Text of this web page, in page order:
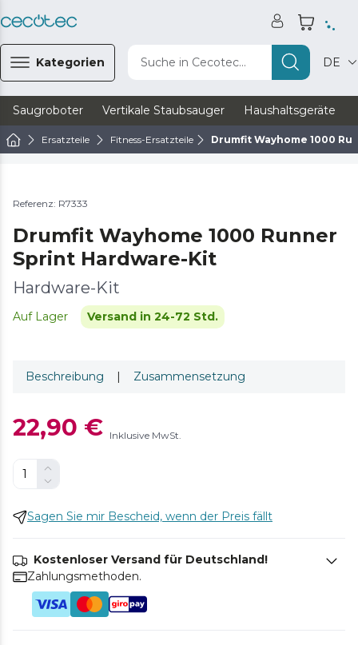
Kategorien Suche in Cecotec... DE
Saugroboter Vertikale Staubsauger Haushaltsgeräte
Ersatzteile Fitness-Ersatzteile Drumfit Wayhome 1000
Referenz: R7333
Drumfit Wayhome 1000 Runner
Sprint Hardware-Kit
Hardware-Kit
Auf Lager Versand in 24-72 Std.
Beschreibung | Zusammensetzung
22,90 € Inklusive MwSt.
Sagen Sie mir Bescheid, wenn der Preis fällt
Kostenloser Versand für Deutschland!
Zahlungsmethoden.